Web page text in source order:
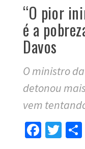
“O pior
é a
Davos
O ministro
detonou
vem